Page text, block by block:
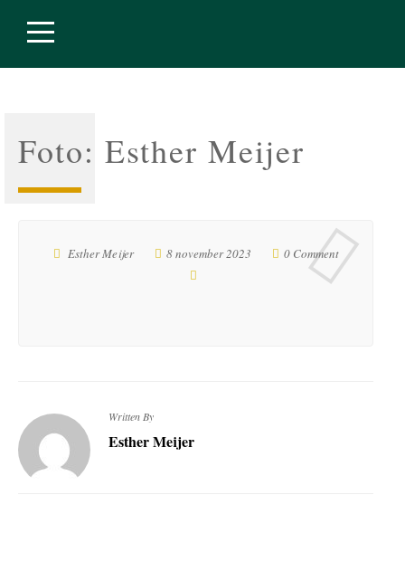
Foto: Esther Meijer
Esther Meijer 8 november 2023 0 Comment
Written By
Esther Meijer